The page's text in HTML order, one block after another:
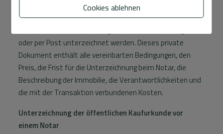
Strafen im Falle eines Rücktritts enthalten, damit keine
Zweifel über den Umfang der Transaktion bestehen. Falls
oder per Post unterzeichnet werden. Dieses private
Dokument enthält alle vereinbarten Bedingungen, den
Preis, die Frist für die Unterzeichnung beim Notar, die
Beschreibung der Immobilie, die Verantwortlichkeiten und
die mit der Transaktion verbundenen Kosten.
Unterzeichnung der öffentlichen Kaufurkunde vor
einem Notar
Cookies ablehnen